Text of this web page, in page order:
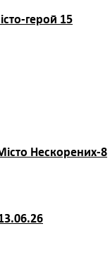
герой 15
Нескорених-8